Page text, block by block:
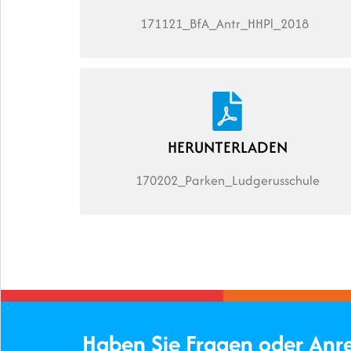
171121_BfA_Antr_HHPl_2018
HERUNTERLADEN
170202_Parken_Ludgerusschule
Haben Sie Fragen oder